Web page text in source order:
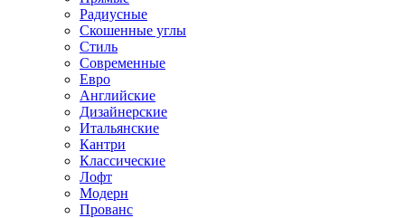
Радиусные
Скошенные углы
Стиль
Современные
Евро
Английские
Дизайнерские
Итальянские
Кантри
Классические
Лофт
Модерн
Прованс